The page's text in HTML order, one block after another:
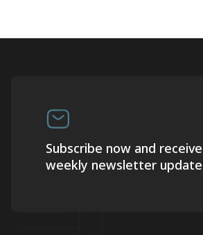
Subscribe now and receive
weekly newsletter